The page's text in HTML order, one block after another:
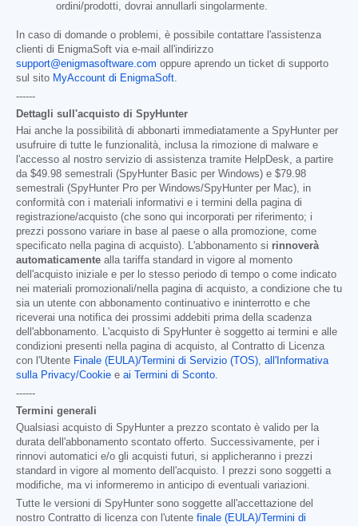
ordini/prodotti, dovrai annullarli singolarmente.
In caso di domande o problemi, è possibile contattare l'assistenza
clienti di EnigmaSoft via e-mail all'indirizzo
support@enigmasoftware.com oppure aprendo un ticket di supporto
sul sito MyAccount di EnigmaSoft.
------
Dettagli sull'acquisto di SpyHunter
Hai anche la possibilità di abbonarti immediatamente a SpyHunter per
usufruire di tutte le funzionalità, inclusa la rimozione di malware e
l'accesso al nostro servizio di assistenza tramite HelpDesk, a partire
da $49.98 semestrali (SpyHunter Basic per Windows) e $79.98
semestrali (SpyHunter Pro per Windows/SpyHunter per Mac), in
conformità con i materiali informativi e i termini della pagina di
registrazione/acquisto (che sono qui incorporati per riferimento; i
prezzi possono variare in base al paese o alla promozione, come
specificato nella pagina di acquisto). L'abbonamento si rinnoverà
automaticamente alla tariffa standard in vigore al momento
dell'acquisto iniziale e per lo stesso periodo di tempo o come indicato
nei materiali promozionali/nella pagina di acquisto, a condizione che tu
sia un utente con abbonamento continuativo e ininterrotto e che
riceverai una notifica dei prossimi addebiti prima della scadenza
dell'abbonamento. L'acquisto di SpyHunter è soggetto ai termini e alle
condizioni presenti nella pagina di acquisto, al Contratto di Licenza
con l'Utente Finale (EULA)/Termini di Servizio (TOS), all'Informativa
sulla Privacy/Cookie e ai Termini di Sconto.
------
Termini generali
Qualsiasi acquisto di SpyHunter a prezzo scontato è valido per la
durata dell'abbonamento scontato offerto. Successivamente, per i
rinnovi automatici e/o gli acquisti futuri, si applicheranno i prezzi
standard in vigore al momento dell'acquisto. I prezzi sono soggetti a
modifiche, ma vi informeremo in anticipo di eventuali variazioni.
Tutte le versioni di SpyHunter sono soggette all'accettazione del
nostro Contratto di licenza con l'utente finale (EULA)/Termini di